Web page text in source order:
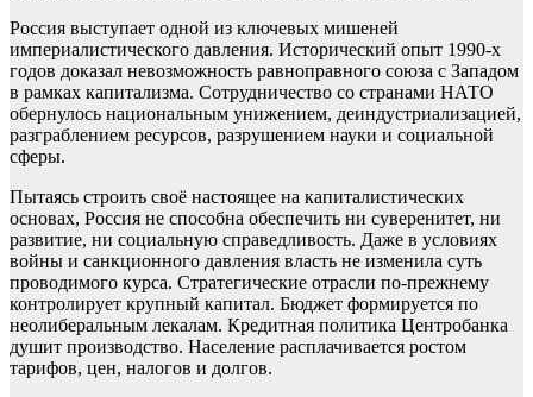
Россия выступает одной из ключевых мишеней
империалистического давления. Исторический опыт 1990-х
годов доказал невозможность равноправного союза с Западом
в рамках капитализма. Сотрудничество со странами НАТО
обернулось национальным унижением, деиндустриализацией,
разграблением ресурсов, разрушением науки и социальной
сферы.
Пытаясь строить своё настоящее на капиталистических
основах, Россия не способна обеспечить ни суверенитет, ни
развитие, ни социальную справедливость. Даже в условиях
войны и санкционного давления власть не изменила суть
проводимого курса. Стратегические отрасли по-прежнему
контролирует крупный капитал. Бюджет формируется по
неолиберальным лекалам. Кредитная политика Центробанка
душит производство. Население расплачивается ростом
тарифов, цен, налогов и долгов.